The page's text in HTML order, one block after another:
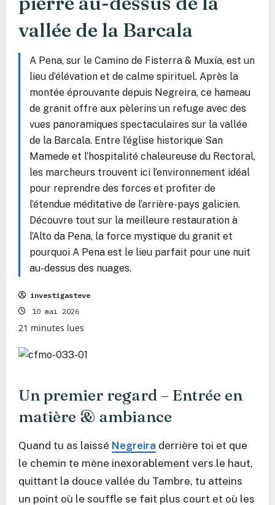
vallée de la Barcala
A Pena, sur le Camino de Fisterra & Muxía, est un
lieu d’élévation et de calme spirituel. Après la
montée éprouvante depuis Negreira, ce hameau
de granit offre aux pèlerins un refuge avec des
vues panoramiques spectaculaires sur la vallée
de la Barcala. Entre l’église historique San
Mamede et l’hospitalité chaleureuse du Rectoral,
les marcheurs trouvent ici l’environnement idéal
pour reprendre des forces et profiter de
l’étendue méditative de l’arrière-pays galicien.
Découvre tout sur la meilleure restauration à
l’Alto da Pena, la force mystique du granit et
pourquoi A Pena est le lieu parfait pour une nuit
au-dessus des nuages.
investigasteve
10 mai 2026
21 minutes lues
Un premier regard – Entrée en
matière & ambiance
Quand tu as laissé Negreira derrière toi et que
le chemin te mène inexorablement vers le haut,
quittant la douce vallée du Tambre, tu atteins
un point où le souffle se fait plus court et où les